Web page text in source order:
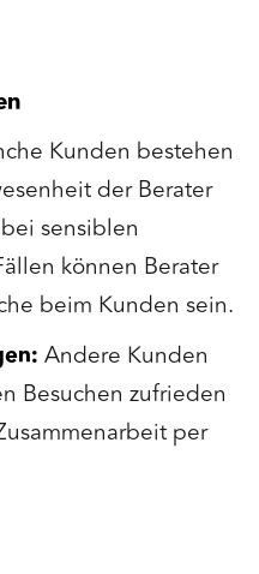
Kunden bestehen
der Berater
sensiblen
können Berater
beim Kunden sein.
Andere Kunden
Besuchen zufrieden
per